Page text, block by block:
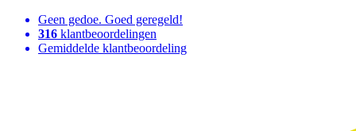
Geen gedoe. Goed geregeld!
316 klantbeoordelingen
Gemiddelde klantbeoordeling